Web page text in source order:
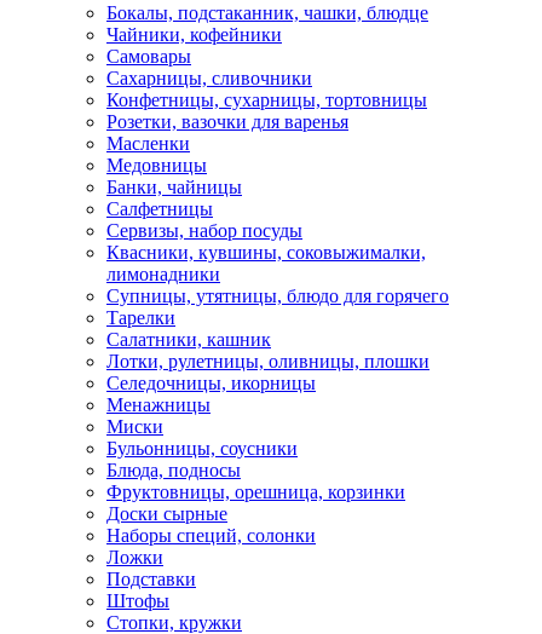
Бокалы, подстаканник, чашки, блюдце
Чайники, кофейники
Самовары
Сахарницы, сливочники
Конфетницы, сухарницы, тортовницы
Розетки, вазочки для варенья
Масленки
Медовницы
Банки, чайницы
Салфетницы
Сервизы, набор посуды
Квасники, кувшины, соковыжималки,
лимонадники
Супницы, утятницы, блюдо для горячего
Тарелки
Салатники, кашник
Лотки, рулетницы, оливницы, плошки
Селедочницы, икорницы
Менажницы
Миски
Бульонницы, соусники
Блюда, подносы
Фруктовницы, орешница, корзинки
Доски сырные
Наборы специй, солонки
Ложки
Подставки
Штофы
Стопки, кружки